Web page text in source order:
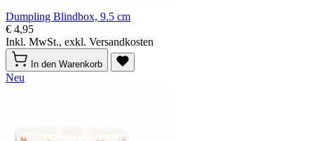
Dumpling Blindbox, 9.5 cm
€ 4,95
Inkl. MwSt., exkl. Versandkosten
In den Warenkorb
Neu